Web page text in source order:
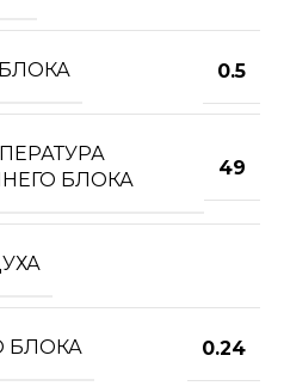
0.5
БЛОКА
49
БЛОКА 0.24